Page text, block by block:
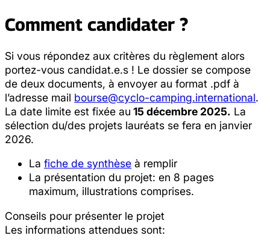
Comment candidater ?
Si vous répondez aux critères du règlement alors
portez-vous candidat.e.s ! Le dossier se compose
de deux documents, à envoyer au format .pdf à
l’adresse mail bourse@cyclo-camping.international.
La date limite est fixée au 15 décembre 2025. La
sélection du/des projets lauréats se fera en janvier
2026.
Lafiche de synthèse à remplir
La présentation du projet: en 8 pages
maximum, illustrations comprises.
Conseils pour présenter le projet
Les informations attendues sont: